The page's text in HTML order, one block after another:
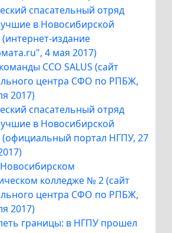
спасательный отряд
в Новосибирской
издание
4 мая 2017)
ССО SALUS (сайт
центра СФО по РПБЖ,
2017)
спасательный отряд
в Новосибирской
(официальный портал НГПУ, 27
колледже № 2 (сайт
центра СФО по РПБЖ,
2017)
границы: в НГПУ прошел